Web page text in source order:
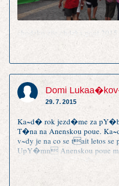
chodzko zije chdzka pout 2015
Domi
29. 7. 2015
Ka~d� rok jezd�me za
T�na na Anenskou poue.
v~dy je na co se tait letos se
UpY�mn Anenskou poue
slavnosti v Doma~lic�ch a
Anensk� pouti tu nen� ani